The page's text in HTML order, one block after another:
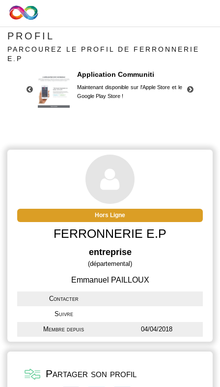
PROFIL
PARCOUREZ LE PROFIL DE FERRONNERIE
E.P
Application Communiti
Maintenant disponible sur l'Apple Store et le
Google Play Store !
Google Play Store !
Hors Ligne
FERRONNERIE E.P
entreprise
(départemental)
Emmanuel PAILLOUX
Contacter
Suivre
Membre depuis 04/04/2018
Partager son profil